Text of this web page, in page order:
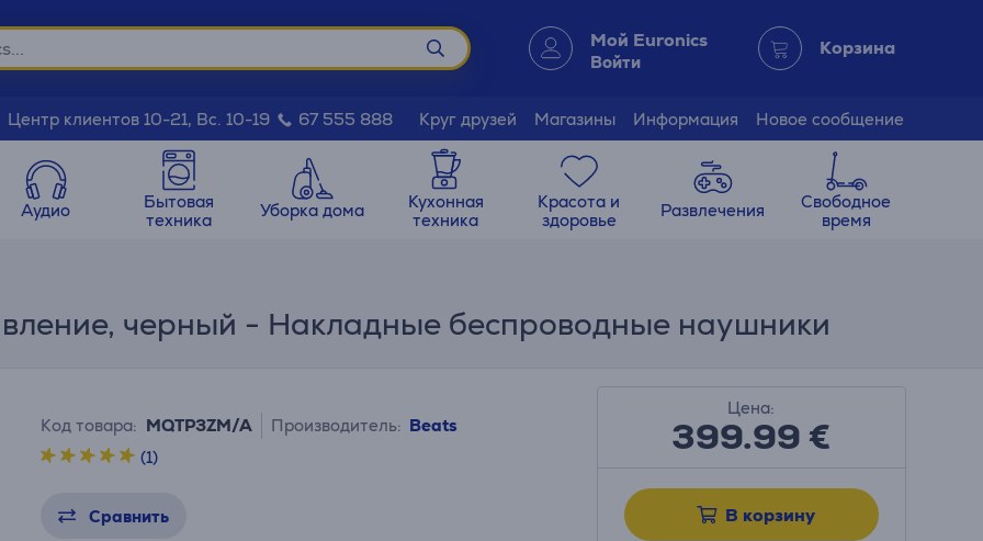
Мой Euronics
Войти
Корзина
Центр клиентов 10-21, Вс. 10-19 67 555 888 Круг друзей Магазины Информация Новое сообщение
Аудио
Бытовая
техника
Уборка дома
Кухонная
техника
Красота и
здоровье
Развлечения
Свободное
время
черный - Накладные беспроводные наушники
Код товара: MQTP3ZM/A Производитель: Beats
(1)
Сравнить
Цена:
399.99€
В корзину